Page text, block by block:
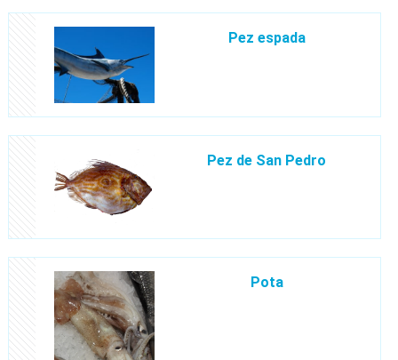
Pez espada
Pez de San Pedro
Pota